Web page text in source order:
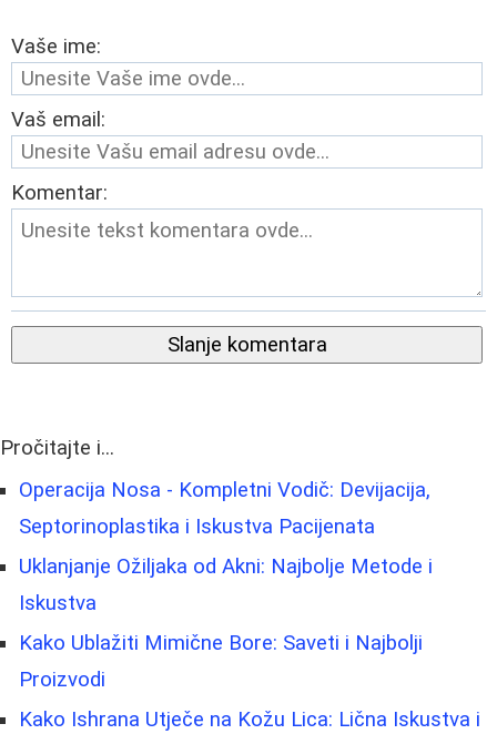
Vaše ime:
Vaš email:
Komentar:
Slanje komentara
Pročitajte i...
Operacija Nosa - Kompletni Vodič: Devijacija,
Septorinoplastika i Iskustva Pacijenata
Uklanjanje Ožiljaka od Akni: Najbolje Metode i
Iskustva
Kako Ublažiti Mimične Bore: Saveti i Najbolji
Proizvodi
Kako Ishrana Utječe na Kožu Lica: Lična Iskustva i